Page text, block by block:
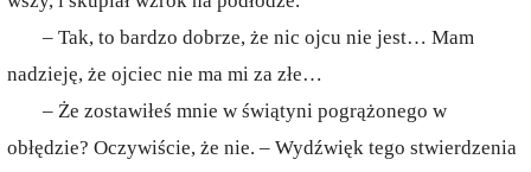
– Tak, to bardzo dobrze, że nic ojcu nie jest… Mam
nadzieję, że ojciec nie ma mi za złe…
– Że zostawiłeś mnie w świątyni pogrążonego w
obłędzie? Oczywiście, że nie. – Wydźwięk tego stwierdzenia